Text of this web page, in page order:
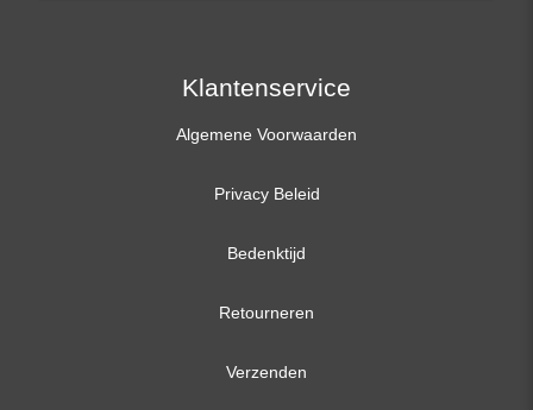
Klantenservice
Algemene Voorwaarden
Privacy Beleid
Bedenktijd
Retourneren
Verzenden